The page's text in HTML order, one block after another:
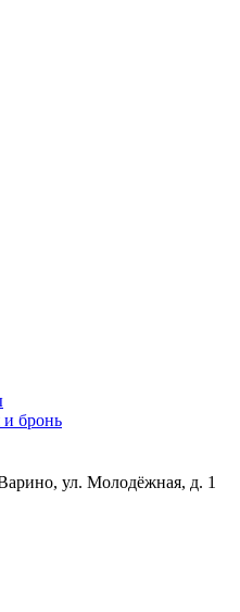
и бронь
ул. Молодёжная, д. 1